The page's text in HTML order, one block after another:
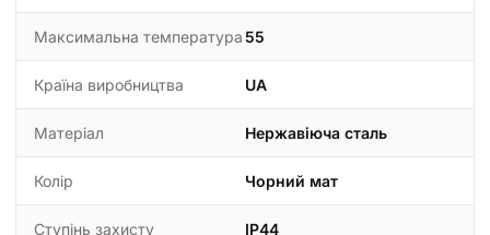
Максимальна температура55
Країна виробництва UA
Матеріал Нержавіюча сталь
Колір Чорний мат
Ступінь захисту IP44